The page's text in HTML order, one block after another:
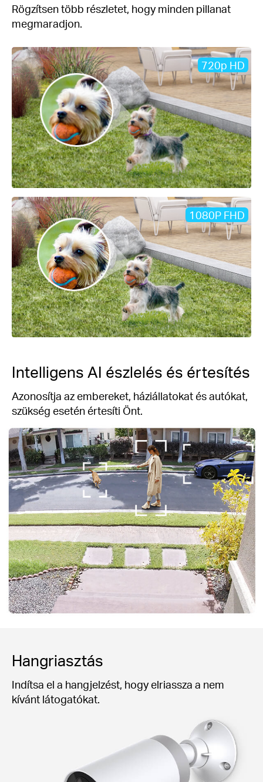
Rögzítsen több részletet, hogy minden pillanat
megmaradjon.
720p HD
1080P FHD
Intelligens AI észlelés és értesítés
Azonosítja az embereket, háziállatokat és autókat,
szükség esetén értesíti Önt.
Hangriasztás
Indítsa el a hangjelzést, hogy elriassza a nem
kívánt látogatókat.